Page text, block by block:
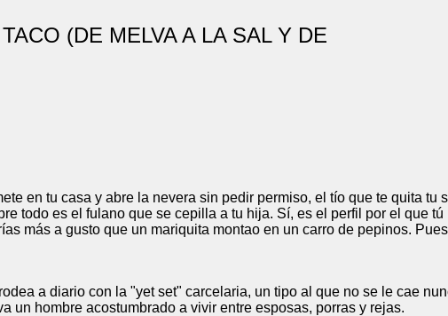
(DE MELVA A LA SAL Y DE
en tu casa y abre la nevera sin pedir permiso, el tío que te quita tu
todo es el fulano que se cepilla a tu hija. Sí, es el perfil por el que tú
más a gusto que un mariquita montao en un carro de pepinos.
a diario con la "yet set" carcelaria, un tipo al que no se le cae
un hombre acostumbrado a vivir entre esposas, porras y rejas.